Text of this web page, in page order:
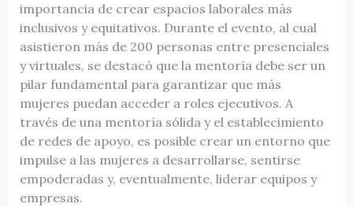
importancia de crear espacios laborales más
inclusivos y equitativos. Durante el evento, al cual
asistieron más de 200 personas entre presenciales
y virtuales, se destacó que la mentoría debe ser un
pilar fundamental para garantizar que más
mujeres puedan acceder a roles ejecutivos. A
través de una mentoría sólida y el establecimiento
de redes de apoyo, es posible crear un entorno que
impulse a las mujeres a desarrollarse, sentirse
empoderadas y, eventualmente, liderar equipos y
empresas.